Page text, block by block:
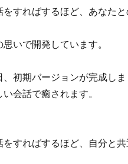
をすればするほど、あなた
思いで開発しています。
、初期バージョンが完成しま
い会話で癒されます。
をすればするほど、自分と